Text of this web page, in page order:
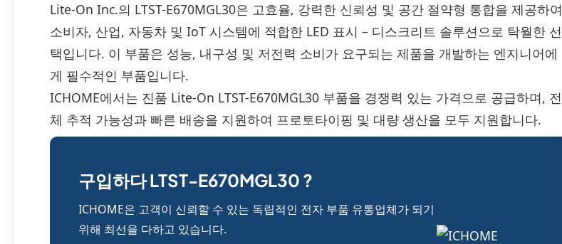
Lite-On Inc.의 LTST-E670MGL30은 고효율, 강력한 신뢰성 및 공간 절약형 통합을 제공하여
소비자, 산업, 자동차 및 IoT 시스템에 적합한 LED 표시 – 디스크리트 솔루션으로 탁월한 선
택입니다. 이 부품은 성능, 내구성 및 저전력 소비가 요구되는 제품을 개발하는 엔지니어에
게 필수적인 부품입니다.
ICHOME에서는 진품 Lite-On LTST-E670MGL30 부품을 경쟁력 있는 가격으로 공급하며, 전
체 추적 가능성과 빠른 배송을 지원하여 프로토타이핑 및 대량 생산을 모두 지원합니다.
구입하다 LTST-E670MGL30 ?
ICHOME은 고객이 신뢰할 수 있는 독립적인 전자 부품 유통업체가 되기
위해 최선을 다하고 있습니다.